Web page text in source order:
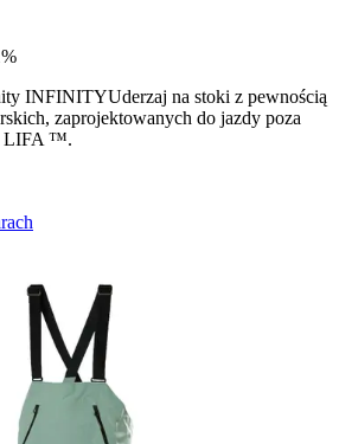
INFINITYUderzaj na stoki z pewnością
zaprojektowanych do jazdy poza
LIFA ™.